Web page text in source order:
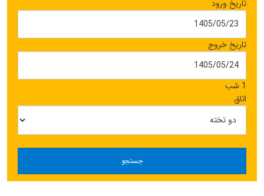
تاریخ ورود
تاریخ خروج
1 شب
اتاق
جستجو